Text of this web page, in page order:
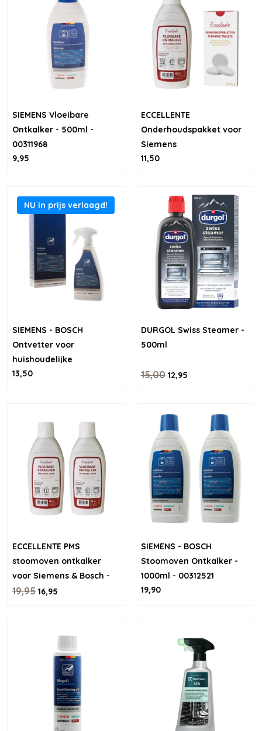
SIEMENS Vloeibare
Ontkalker - 500ml -
00311968
9,95
ECCELLENTE
Onderhoudspakket voor
Siemens
11,50
NU in prijs verlaagd!
SIEMENS - BOSCH
Ontvetter voor
huishoudelijke
apparatuur – 500ml
13,50
DURGOL Swiss Steamer -
500ml
15,0012,95
ECCELLENTE PMS
stoomoven ontkalker
voor Siemens & Bosch -
1000ml
19,95 16,95
SIEMENS - BOSCH
Stoomoven Ontkalker -
1000ml - 00312521
19,90